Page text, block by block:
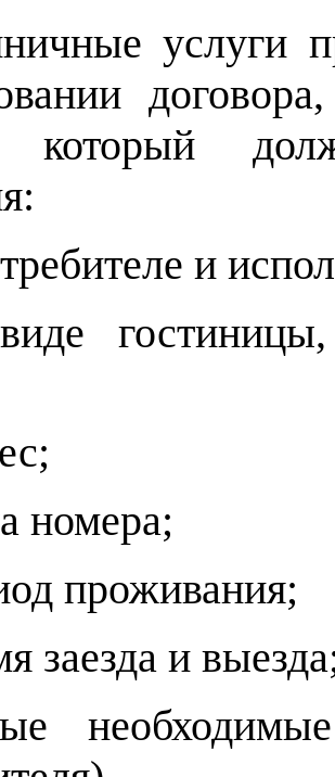
услуги
который
и
гостиницы,
номера;
проживания;
заезда и